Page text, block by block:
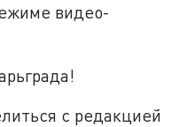
видео-
с редакцией